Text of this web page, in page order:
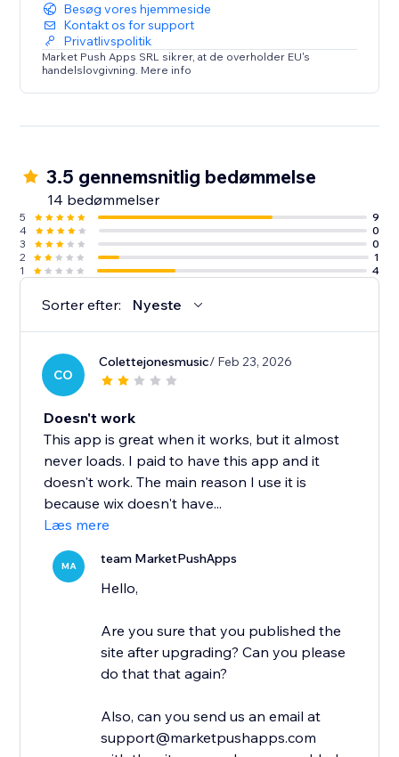
Besøg vores hjemmeside
Kontakt os for support
Privatlivspolitik
Market Push Apps SRL sikrer, at de overholder EU's
handelslovgivning. Mere info
3.5 gennemsnitlig bedømmelse
14 bedømmelser
5
9
4
0
3
0
2
1
1
4
Sorter efter: Nyeste
CO
Colettejonesmusic/ Feb 23, 2026
Doesn't work
This app is great when it works, but it almost
never loads. I paid to have this app and it
doesn't work. The main reason I use it is
because wix doesn't have...
Læs mere
MA team MarketPushApps
Hello,
Are you sure that you published the
site after upgrading? Can you please
do that that again?
Also, can you send us an email at
support@marketpushapps.com